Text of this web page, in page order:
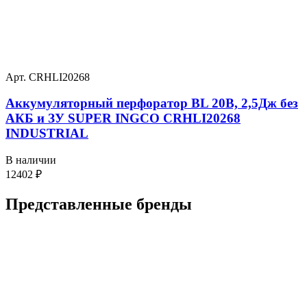
Арт. CRHLI20268
Аккумуляторный перфоратор BL 20В, 2,5Дж без
АКБ и ЗУ SUPER INGCO CRHLI20268
INDUSTRIAL
В наличии
12402 ₽
Представленные бренды